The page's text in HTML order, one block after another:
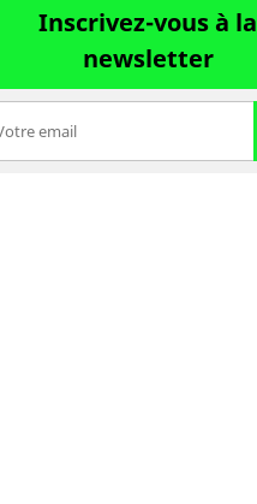
Inscrivez-vous à la
newsletter